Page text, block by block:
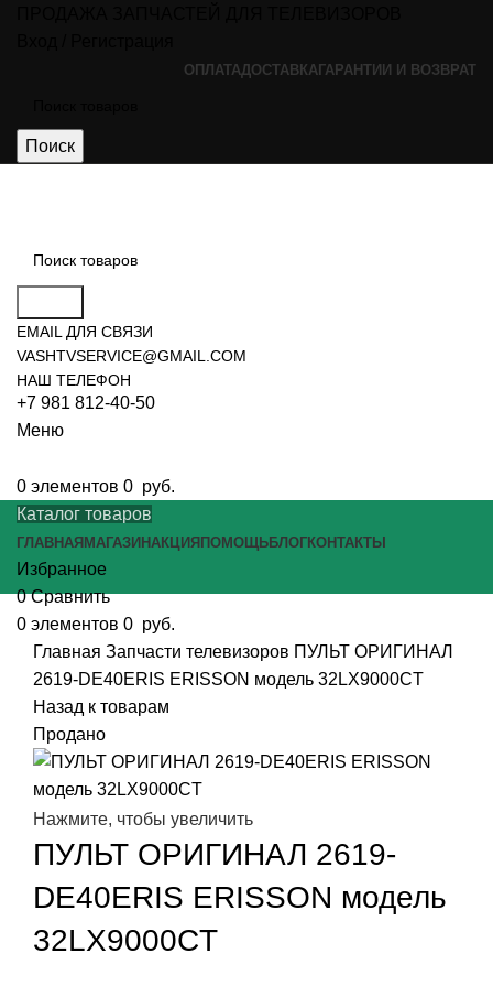
ОПЛАТАДОСТАВКА ГАРАНТИИ И ВОЗВРАТ
Поиск
EMAIL ДЛЯ СВЯЗИ
VASHTVSERVICE@GMAIL.COM
НАШ ТЕЛЕФОН
+7 981 812-40-50
Меню
0 элементов 0 руб.
Каталог товаров
ГЛАВНАЯ МАГАЗИНАКЦИЯ ПОМОЩЬ БЛОГ КОНТАКТЫ
Избранное
0 Сравнить
0 элементов 0 руб.
Главная Запчасти телевизоров ПУЛЬТ ОРИГИНАЛ
2619-DE40ERIS ERISSON модель 32LX9000CT
Назад к товарам
Продано
Нажмите, чтобы увеличить
ПУЛЬТ ОРИГИНАЛ 2619-
DE40ERIS ERISSON модель
32LX9000CT